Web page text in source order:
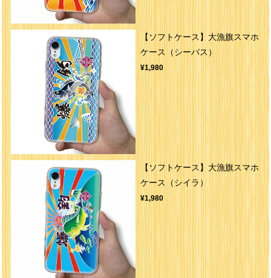
【ソフトケース】大漁旗スマホ
ケース（シーバス）
¥1,980
【ソフトケース】大漁旗スマホ
ケース（シイラ）
¥1,980